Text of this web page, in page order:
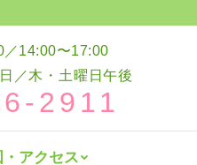
14:00〜17:00
／木・土曜日午後
2911
アクセス
図・アクセス